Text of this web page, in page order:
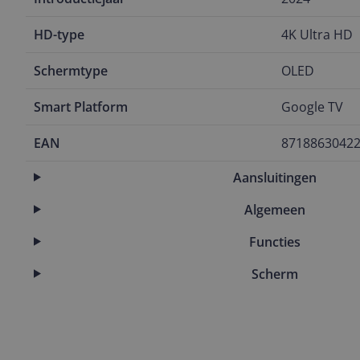
HD-type 4K Ultra HD
Schermtype OLED
Smart Platform Google TV
EAN
Aansluitingen
Algemeen
Functies
Scherm